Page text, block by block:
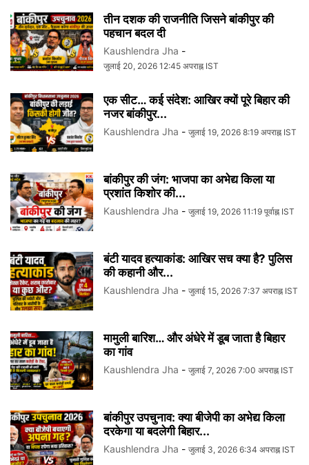
तीन दशक की राजनीति जिसने बांकीपुर की
पहचान बदल दी
Kaushlendra Jha -
जुलाई 20, 2026 12:45 अपराह्न IST
एक सीट… कई संदेश: आखिर क्यों पूरे बिहार की
नजर बांकीपुर...
Kaushlendra Jha - जुलाई 19, 2026 8:19 अपराह्न IST
बांकीपुर की जंग: भाजपा का अभेद्य किला या
प्रशांत किशोर की...
Kaushlendra Jha - जुलाई 19, 2026 11:19 पूर्वाह्न IST
बंटी यादव हत्याकांड: आखिर सच क्या है? पुलिस
की कहानी और...
Kaushlendra Jha - जुलाई 15, 2026 7:37 अपराह्न IST
मामुली बारिश… और अंधेरे में डूब जाता है बिहार
का गांव
Kaushlendra Jha - जुलाई 7, 2026 7:00 अपराह्न IST
बांकीपुर उपचुनाव: क्या बीजेपी का अभेद्य किला
दरकेगा या बदलेगी बिहार...
Kaushlendra Jha - जुलाई 3, 2026 6:34 अपराह्न IST